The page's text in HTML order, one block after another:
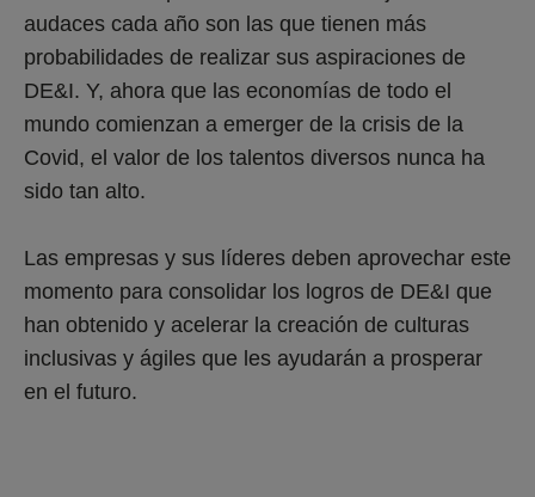
audaces cada año son las que tienen más
probabilidades de realizar sus aspiraciones de
DE&I. Y, ahora que las economías de todo el
mundo comienzan a emerger de la crisis de la
Covid, el valor de los talentos diversos nunca ha
sido tan alto.
Las empresas y sus líderes deben aprovechar este
momento para consolidar los logros de DE&I que
han obtenido y acelerar la creación de culturas
inclusivas y ágiles que les ayudarán a prosperar
en el futuro.